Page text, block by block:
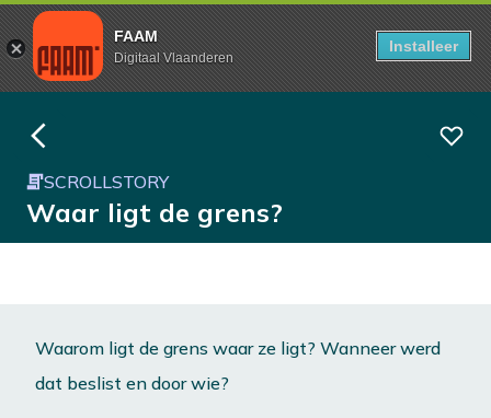
FAAM
Digitaal Vlaanderen
Installeer
SCROLLSTORY
Waar ligt de grens?
Waarom ligt de grens waar ze ligt? Wanneer werd
dat beslist en door wie?